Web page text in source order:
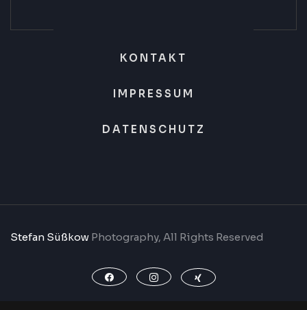
KONTAKT
IMPRESSUM
DATENSCHUTZ
Stefan Süßkow Photography, All Rights Reserved